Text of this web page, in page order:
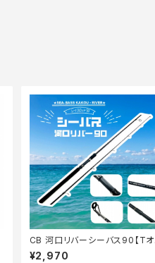
CB 河口リバーシーバス90【Tオ
リ】
¥2,970